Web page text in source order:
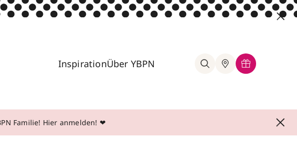
InspirationÜber YBPN
Familie! Hier anmelden! ❤